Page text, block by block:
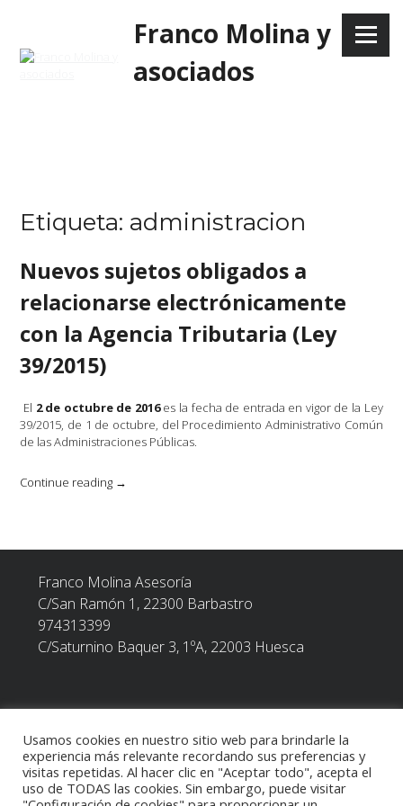
Franco Molina y
asociados
Menu
Etiqueta: administracion
Nuevos sujetos obligados a
relacionarse electrónicamente
con la Agencia Tributaria (Ley
39/2015)
El 2 de octubre de 2016es la fecha de entrada en vigor de la Ley
39/2015, de 1 de octubre, del Procedimiento Administrativo Común
de las Administraciones Públicas.
Continue reading «Nuevos
relacionarse
con
la
(Ley
→
Franco Molina Asesoría
C/San Ramón 1, 22300 Barbastro
974313399
C/Saturnino Baquer 3, 1ºA, 22003 Huesca
POLÍTICA DE PRIVACIDAD
TEXTO LEGAL
Usamos cookies en nuestro sitio web para brindarle la
experiencia más relevante recordando sus preferencias y
visitas repetidas. Al hacer clic en "Aceptar todo", acepta el
uso de TODAS las cookies. Sin embargo, puede visitar